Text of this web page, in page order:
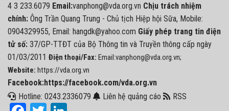
4 3 233.6079 Email:vanphong@vda.org.vn Chịu trách nhiệm
chính: Ông Trần Quang Trung - Chủ tịch Hiệp hội Sữa, Mobile:
0904329955, Email: hangdk@yahoo.com Giấy phép trang tin điện
tử số: 37/GP-TTĐT của Bộ Thông tin và Truyền thông cấp ngày
01/03/2011 Điện thoại/Fax: Email:vanphong@vda.org.vn;
Website: https://vda.org.vn
Facebook:https://facebook.com/vda.org.vn
Hotline: 0243.2336079
Liên hệ quảng cáo RSS